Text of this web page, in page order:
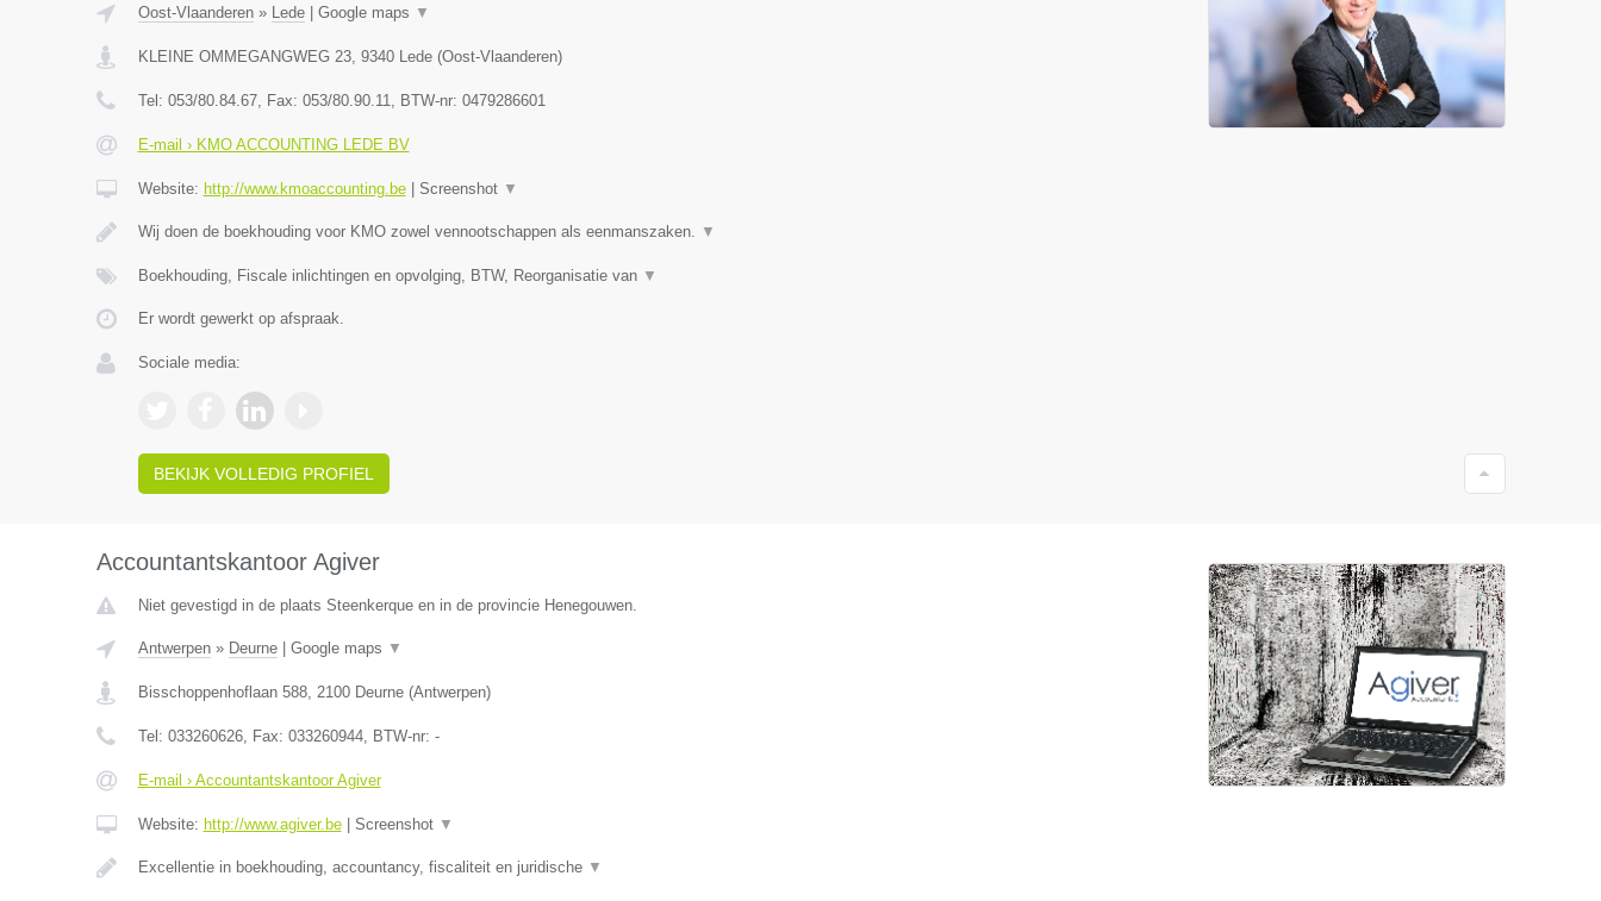
Oost-Vlaanderen» Lede| Google maps ▼
KLEINE OMMEGANGWEG 23, 9340 Lede(Oost-Vlaanderen)
Tel: 053/80.84.67, Fax: 053/80.90.11, BTW-nr: 0479286601
E-mail › KMO ACCOUNTING LEDE BV
Website: http://www.kmoaccounting.be| Screenshot ▼
Wij doen de boekhouding voor KMO zowel vennootschappen als eenmanszaken. ▼
Boekhouding, Fiscale inlichtingen en opvolging, BTW, Reorganisatie van ▼
Er wordt gewerkt op afspraak.
Sociale media:
BEKIJK VOLLEDIG PROFIEL
Accountantskantoor Agiver
Niet gevestigd in de plaats Steenkerque en in de provincie Henegouwen.
Antwerpen» Deurne| Google maps ▼
Bisschoppenhoflaan 588, 2100 Deurne(Antwerpen)
Tel: 033260626, Fax: 033260944, BTW-nr: -
E-mail › Accountantskantoor Agiver
Website: http://www.agiver.be| Screenshot ▼
Excellentie in boekhouding, accountancy, fiscaliteit en juridische ▼